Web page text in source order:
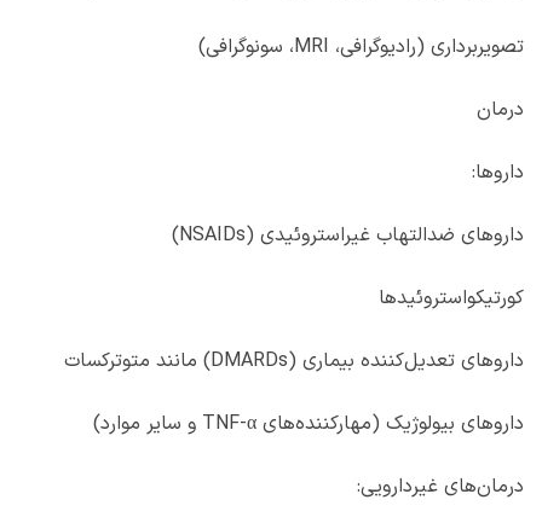
تصویربرداری (رادیوگرافی، MRI، سونوگرافی)
درمان
داروها:
داروهای ضدالتهاب غیراستروئیدی (NSAIDs
)
کورتیکواستروئیدها
داروهای تعدیل‌کننده بیماری (DMARDs) مانند متوترکسات
داروهای بیولوژیک (مهارکننده‌های TNF-α و سایر موارد)
درمان‌های غیردارویی: